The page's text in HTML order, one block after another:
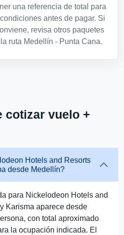
una referencia de total para
antes de pagar. Si
revisa otros paquetes
ruta Medellín - Punta Cana.
cotizar vuelo +
Hotels and Resorts
desde Medellín?
para Nickelodeon Hotels and
Karisma aparece desde
con total aproximado
la ocupación indicada. El